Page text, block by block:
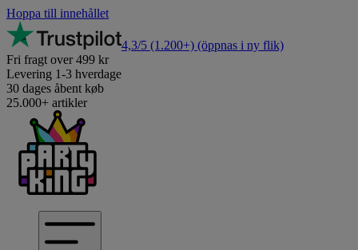
Hoppa till innehållet
4,3/5 (1.200+) (öppnas i ny flik)
Fri fragt over 499 kr
Levering 1-3 hverdage
30 dages åbent køb
25.000+ artikler